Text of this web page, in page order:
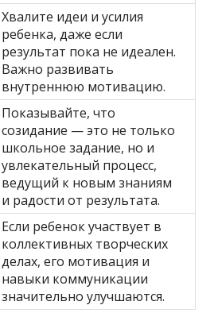
Хвалите идеи и усилия
ребенка, даже если
результат пока не идеален.
Важно развивать
внутреннюю мотивацию.
Показывайте, что
созидание — это не только
школьное задание, но и
увлекательный процесс,
ведущий к новым знаниям
и радости от результата.
Если ребенок участвует в
коллективных творческих
делах, его мотивация и
навыки коммуникации
значительно улучшаются.